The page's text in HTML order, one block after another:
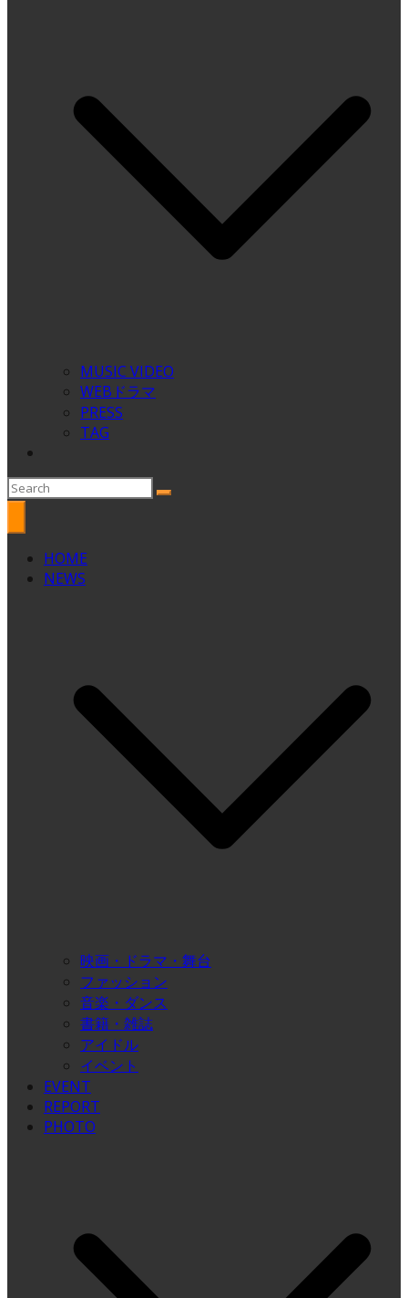
MUSIC VIDEO
WEBドラマ
PRESS
TAG
HOME
NEWS
映画・ドラマ・舞台
ファッション
音楽・ダンス
書籍・雑誌
アイドル
イベント
EVENT
REPORT
PHOTO